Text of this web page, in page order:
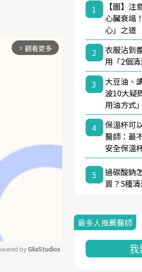
arrow_forward_ios 觀看更多
by GliaStudios
1
【圖】
心臟衰竭
心」之道
2
衣服沾到
用「2個
3
大豆油、
波10大疑
用油方式」
4
保溫杯可
醫師：最
安全保溫
5
過碳酸鈉
買？5種
最多人推薦醫師